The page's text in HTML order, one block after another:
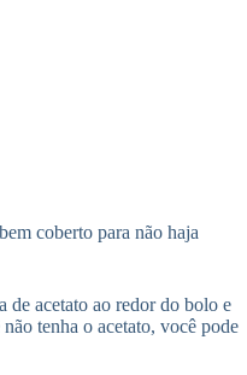
coberto para não haja
de acetato ao redor do bolo e
tenha o acetato, você pode